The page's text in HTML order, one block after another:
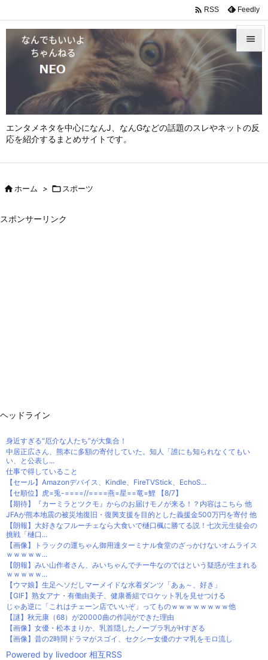
エンタメネタを中心になんJ、なんGなどの話題のスレやネットの反
応を紹介するまとめサイトです。



 RSS Feedly
ホーム >  スポーツ
スポンサーリンク
ヘッドライン
身近すぎる“厄介な人たち”が大集合！
中居正広さん、熊本に多額の寄付していた。知人「誰にも知られなくてもい
い、と公表し...
仕事で得していること
【セール】Amazonデバイス、Kindle、FireTVStick、EchoS...
【セ順位】虎=兎-====//====燕=星==竜=鯉 【8/7】
【期待】『カーミラとツクモ』からのお届けモノが来る！？内容はこちら 他
JFAが熊本地震の被災地復旧・復興支援を目的とした義援金500万円を寄付 他
【朗報】大好きなフルーチェなら大食いで樋口楓に勝てる説！七次元生徒会の
挑戦「樋口...
【画像】トラックの運ちゃん御用達ターミナル食堂のざっかけないオムライス
ｗｗｗｗｗ...
【朗報】みい山作者さん、みいちゃんでチー牛なのではという疑惑が生まれる
ｗｗｗｗｗ...
【ウマ娘】生足ヘソだしマーメイドな水着ダンツ「あぁ～、好き」
【GIF】熟女アナ・有働由美子、健康番組でロケット乳を見せつける
じゃあ逆に「これはチェーン店でいいぞ」ってものｗｗｗｗｗｗｗｗ他
【謎】秋元康（68）が20000曲の作詞ができた理由
【画像】女優・松本まりか、乳首隠したノーブラ乳がHすぎる
【画像】昔の2時間ドラマがスゴイ、セクシー女優のナマ乳をモロ流し
Powered by livedoor 相互RSS